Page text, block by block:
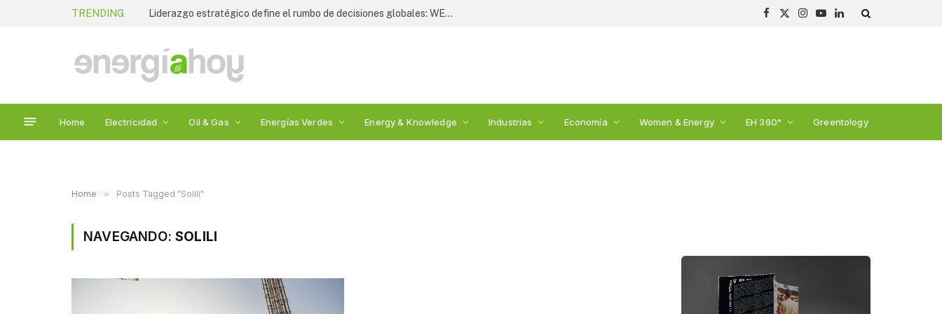
TRENDING Liderazgo estratégico define el rumbo de decisiones globales: WESS 2026
Facebook
X
Instagram
YouTubeLinkedIn
Home Electricidad Oil & Gas Energías Verdes Energy & Knowledge Industrias Economía Women & Energy EH 360° Greentology
Home » Posts Tagged "Solili"
NAVEGANDO:SOLILI